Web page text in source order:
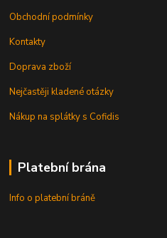
Obchodní podmínky
Kontakty
Doprava zboží
Nejčastěji kladené otázky
Nákup na splátky s Cofidis
Platební brána
Info o platební bráně